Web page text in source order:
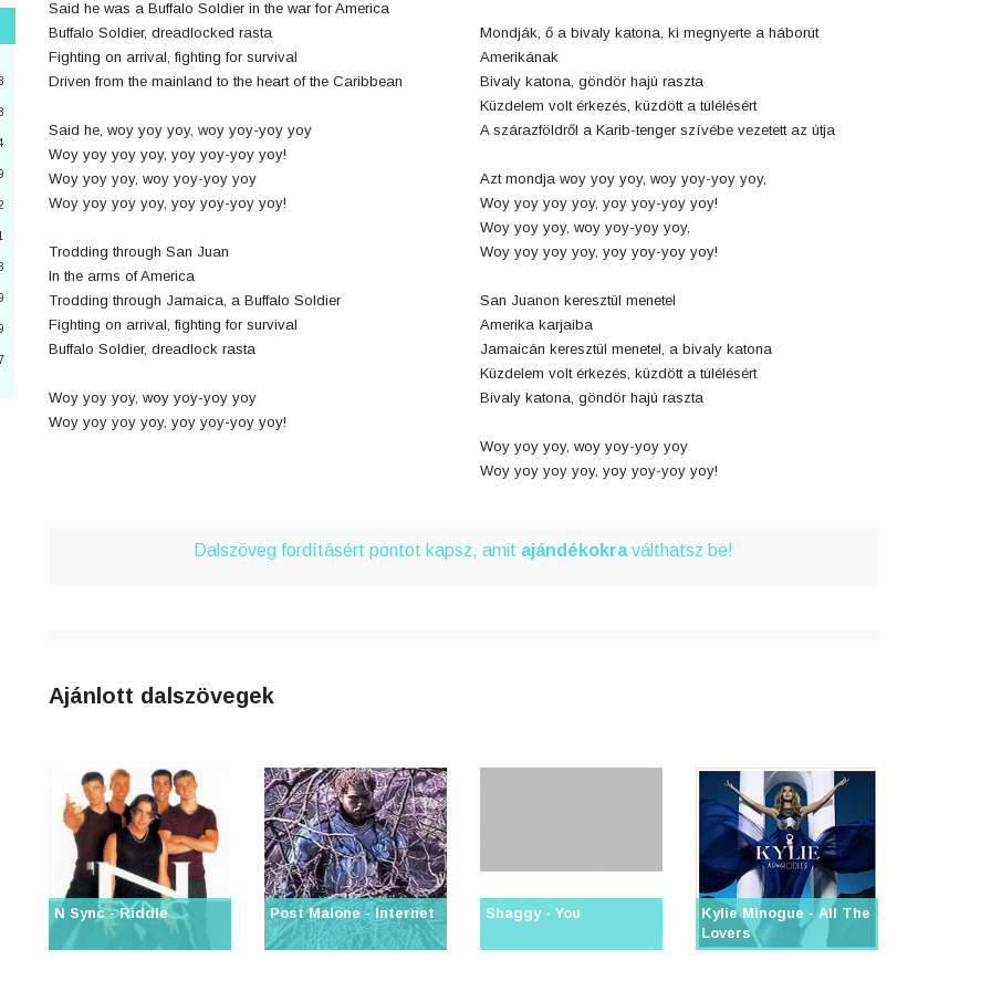
Said he was a Buffalo Soldier in the war for America
Buffalo Soldier, dreadlocked rasta
Fighting on arrival, fighting for survival
Driven from the mainland to the heart of the Caribbean
Said he, woy yoy yoy, woy yoy-yoy yoy
Woy yoy yoy yoy, yoy yoy-yoy yoy!
Woy yoy yoy, woy yoy-yoy yoy
Woy yoy yoy yoy, yoy yoy-yoy yoy!
Trodding through San Juan
In the arms of America
Trodding through Jamaica, a Buffalo Soldier
Fighting on arrival, fighting for survival
Buffalo Soldier, dreadlock rasta
Woy yoy yoy, woy yoy-yoy yoy
Woy yoy yoy yoy, yoy yoy-yoy yoy!
Mondják, ő a bivaly katona, ki megnyerte a háborút
Amerikának
Bivaly katona, göndör hajú raszta
Küzdelem volt érkezés, küzdött a túlélésért
A szárazföldről a Karib-tenger szívébe vezetett az útja
Azt mondja woy yoy yoy, woy yoy-yoy yoy,
Woy yoy yoy yoy, yoy yoy-yoy yoy!
Woy yoy yoy, woy yoy-yoy yoy,
Woy yoy yoy yoy, yoy yoy-yoy yoy!
San Juanon keresztül menetel
Amerika karjaiba
Jamaicán keresztül menetel, a bivaly katona
Küzdelem volt érkezés, küzdött a túlélésért
Bivaly katona, göndör hajú raszta
Woy yoy yoy, woy yoy-yoy yoy
Woy yoy yoy yoy, yoy yoy-yoy yoy!
Dalszöveg fordításért pontot kapsz, amit ajándékokraválthatsz be!
Ajánlott dalszövegek
N Sync - Riddle Post Malone - Internet Shaggy - You
Kylie Minogue - All The
Lovers